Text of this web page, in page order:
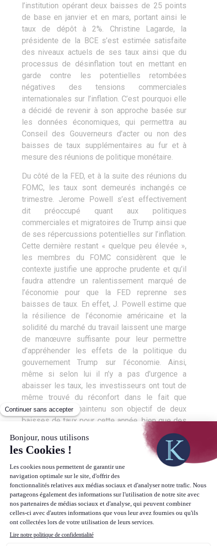
l’institution opérant deux baisses de 25 points
de base en janvier et en mars, portant ainsi le
taux de dépôt à 2%. Christine Lagarde, la
présidente de la BCE s’est estimée satisfaite
des niveaux actuels de ses taux ainsi que du
processus de désinflation tout en mettant en
garde contre les potentielles retombées
négatives des tensions commerciales
internationales sur l’inflation. C’est pourquoi elle
a décidé de revenir à son approche basée sur
les données économiques, qui permettra au
Conseil des Gouverneurs d’acter ou non des
baisses de taux supplémentaires au fur et à
mesure des réunions de politique monétaire.
Du côté de la FED, et à la suite des réunions du
FOMC, les taux sont demeurés inchangés ce
trimestre. Jerome Powell s’est effectivement
dit préoccupé quant aux politiques
commerciales et migratoires de Trump ainsi que
de ses répercussions potentielles sur l’inflation.
Cette dernière restant « quelque peu élevée »,
les membres du FOMC considèrent que le
contexte justifie une approche prudente et qu’il
faudra attendre un ralentissement marqué de
l’économie pour que la FED reprenne ses
baisses de taux. En effet, J. Powell estime que
la résilience de l’économie américaine et la
solidité du marché du travail laissent une marge
de manœuvre suffisante pour leur permettre
d’appréhender les effets de la politique du
gouvernement Trump sur l’économie. Ainsi,
même si selon lui il n’y a pas d’urgence a
abaisser les taux, les investisseurs ont tout de
même trouvé du réconfort dans le fait que
l’institution ait maintenu son objectif de deux
baisses de taux pour cette année, bien que des
divergences de stratégies apparaissent entre
les membres du FOMC.
Le facteur géopolitique toujours
central
Vous l’aurez ainsi constaté, la sphère
géopolitique et politique joue toujours un rôle
prépondérant sur l’économie, que ce soit via les
l’activité, la perception des ménages, des